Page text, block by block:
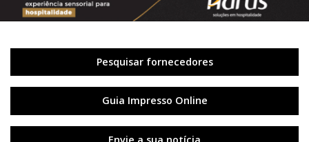
Pesquisar fornecedores
Guia Impresso Online